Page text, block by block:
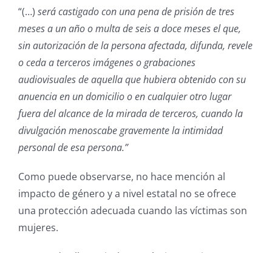
“(…) será castigado con una pena de prisión de tres
meses a un año o multa de seis a doce meses el que,
sin autorización de la persona afectada, difunda, revele
o ceda a terceros imágenes o grabaciones
audiovisuales de aquella que hubiera obtenido con su
anuencia en un domicilio o en cualquier otro lugar
fuera del alcance de la mirada de terceros, cuando la
divulgación menoscabe gravemente la intimidad
personal de esa persona.”
Como puede observarse, no hace mención al
impacto de género y a nivel estatal no se ofrece
una protección adecuada cuando las víctimas son
mujeres.